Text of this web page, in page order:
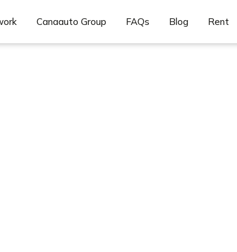
Canaauto Group FAQs Blog Rent